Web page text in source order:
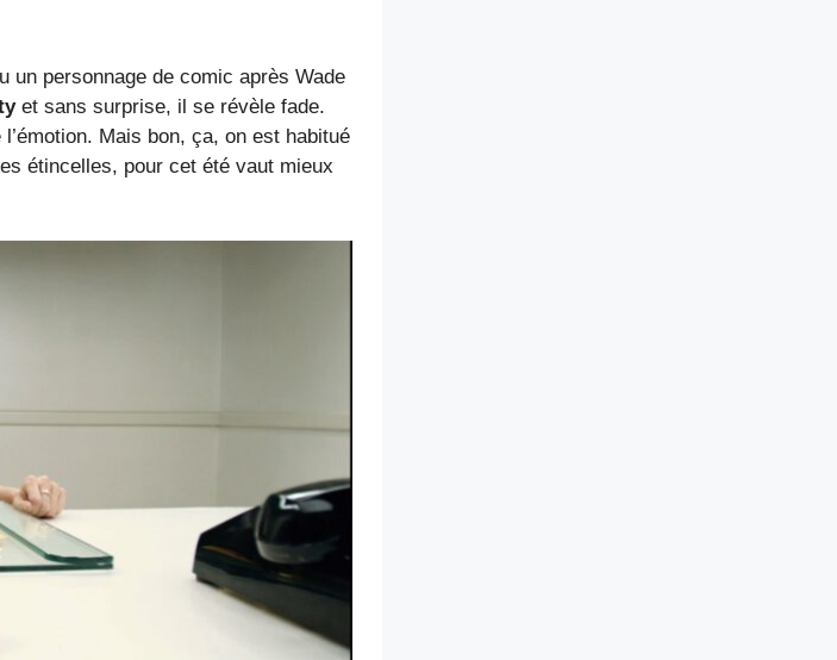
un personnage de comic après Wade
et sans surprise, il se révèle fade.
Mais bon, ça, on est habitué
étincelles, pour cet été vaut mieux